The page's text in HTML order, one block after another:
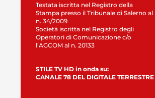
Testata iscritta nel Registro della
Stampa presso il Tribunale di Salerno al
n. 34/2009
Società iscritta nel Registro degli
Operatori di Comunicazione c/o
l’AGCOM al n. 20133
STILE TV HD in onda su:
CANALE 78 DEL DIGITALE TERRESTRE